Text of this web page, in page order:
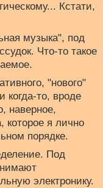
Кстати,
музыка", под
Что-то такое
"нового"
когда-то, вроде
наверное,
которое я лично
порядке.
Под
электронику.